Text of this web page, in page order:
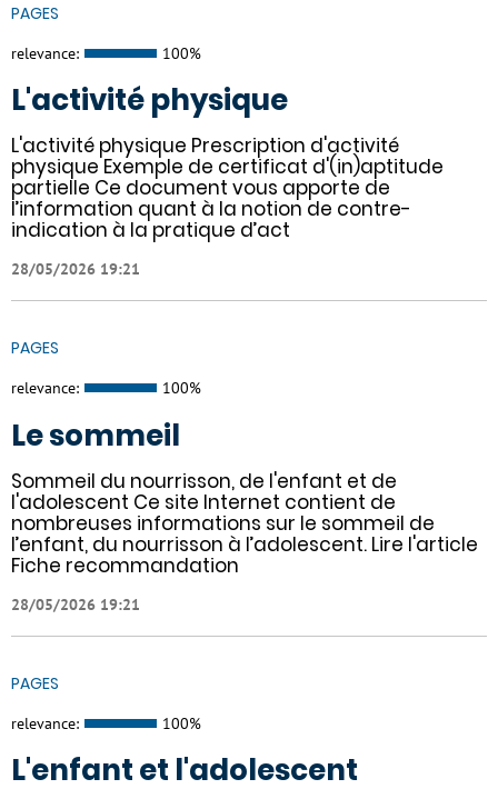
PAGES
relevance: 100%
L'activité physique
L'activité physique Prescription d'activité
physique Exemple de certificat d'(in)aptitude
partielle Ce document vous apporte de
l’information quant à la notion de contre-
indication à la pratique d’act
28/05/2026 19:21
PAGES
relevance: 100%
Le sommeil
Sommeil du nourrisson, de l'enfant et de
l'adolescent Ce site Internet contient de
nombreuses informations sur le sommeil de
l’enfant, du nourrisson à l’adolescent. Lire l'article
Fiche recommandation
28/05/2026 19:21
PAGES
relevance: 100%
L'enfant et l'adolescent